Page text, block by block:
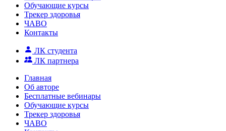
Обучающие курсы
Трекер здоровья
ЧАВО
Контакты
ЛК студента
ЛК партнера
Главная
Об авторе
Бесплатные вебинары
Обучающие курсы
Трекер здоровья
ЧАВО